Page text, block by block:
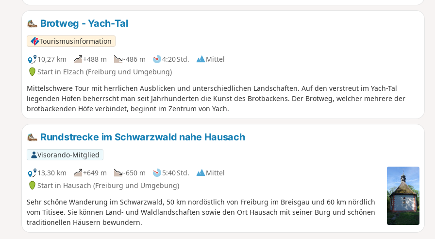
Brotweg - Yach-Tal
Tourismusinformation
10,27 km
+488 m -486 m 4:20 Std.
Mittel
Start in Elzach (Freiburg und Umgebung)
Mittelschwere Tour mit herrlichen Ausblicken und unterschiedlichen Landschaften. Auf den verstreut im Yach-Tal
liegenden Höfen beherrscht man seit Jahrhunderten die Kunst des Brotbackens. Der Brotweg, welcher mehrere der
brotbackenden Höfe verbindet, beginnt im Zentrum von Yach.
Rundstrecke im Schwarzwald nahe Hausach
Visorando-Mitglied
13,30 km
+649 m -650 m 5:40 Std.
Mittel
Start in Hausach (Freiburg und Umgebung)
Sehr schöne Wanderung im Schwarzwald, 50 km nordöstlich von Freiburg im Breisgau und 60 km nördlich
vom Titisee. Sie können Land- und Waldlandschaften sowie den Ort Hausach mit seiner Burg und schönen
traditionellen Häusern bewundern.